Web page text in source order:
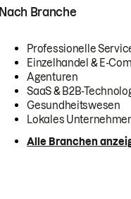
Nach Branche
Professionelle
Einzelhandel & E-
Agenturen
SaaS & B2B-
Gesundheitswesen
Lokales
Alle Branchen